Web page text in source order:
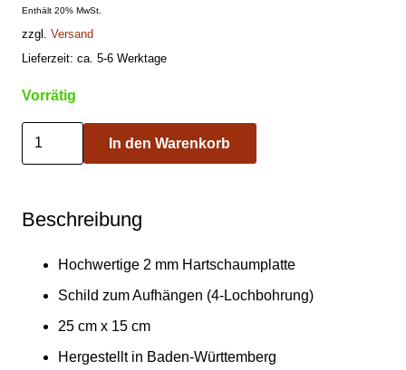
Enthält 20% MwSt.
zzgl. Versand
Lieferzeit: ca. 5-6 Werktage
Vorrätig
In den Warenkorb
Beschreibung
Hochwertige 2 mm Hartschaumplatte
Schild zum Aufhängen (4-Lochbohrung)
25 cm x 15 cm
Hergestellt in Baden-Württemberg